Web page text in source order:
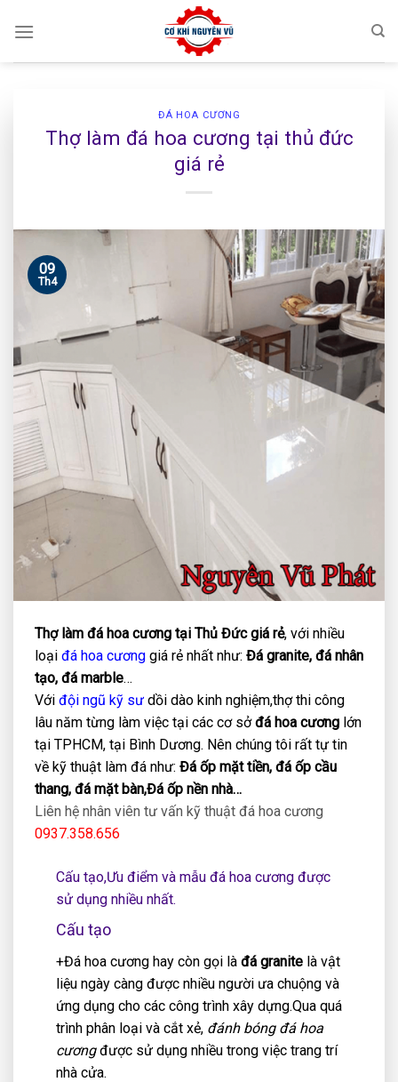
ĐÁ HOA CƯƠNG
Thợ làm đá hoa cương tại thủ đức
giá rẻ
09
Th4
Thợ làm đá hoa cương tại Thủ Đức giá rẻ, với nhiều
loại đá hoa cương giá rẻ nhất như: Đá granite, đá nhân
tạo, đá marble…
Với đội ngũ kỹ sư dồi dào kinh nghiệm,thợ thi công
lâu năm từng làm việc tại các cơ sởđá hoa cương lớn
tại TPHCM, tại Bình Dương. Nên chúng tôi rất tự tin
về kỹ thuật làm đá như: Đá ốp mặt tiền, đá ốp cầu
thang, đá mặt bàn,Đá ốp nền nhà…
Liên hệ nhân viên tư vấn kỹ thuật đá hoa cương
0937.358.656
Cấu tạo,Ưu điểm và mẫu đá hoa cương được
sử dụng nhiều nhất.
Cấu tạo
+Đá hoa cương hay còn gọi là đá granite là vật
liệu ngày càng được nhiều người ưa chuộng và
ứng dụng cho các công trình xây dựng.Qua quá
trình phân loại và cắt xẻ, đánh bóng đá hoa
cươngđược sử dụng nhiều trong việc trang trí
nhà cửa.